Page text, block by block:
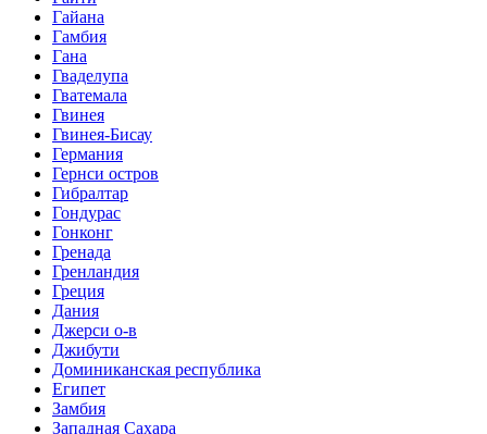
Гайана
Гамбия
Гана
Гваделупа
Гватемала
Гвинея
Гвинея-Бисау
Германия
Гернси остров
Гибралтар
Гондурас
Гонконг
Гренада
Гренландия
Греция
Дания
Джерси о-в
Джибути
Доминиканская республика
Египет
Замбия
Западная Сахара